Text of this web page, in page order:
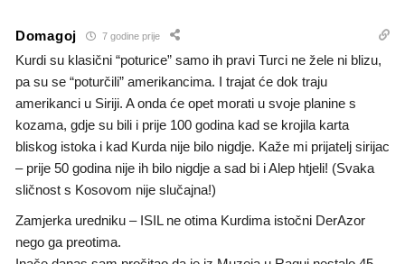
Domagoj 7 godine prije
Kurdi su klasični “poturice” samo ih pravi Turci ne žele ni blizu,
pa su se “poturčili” amerikancima. I trajat će dok traju
amerikanci u Siriji. A onda će opet morati u svoje planine s
kozama, gdje su bili i prije 100 godina kad se krojila karta
bliskog istoka i kad Kurda nije bilo nigdje. Kaže mi prijatelj sirijac
– prije 50 godina nije ih bilo nigdje a sad bi i Alep htjeli! (Svaka
sličnost s Kosovom nije slučajna!)
Zamjerka uredniku – ISIL ne otima Kurdima istočni DerAzor
nego ga preotima.